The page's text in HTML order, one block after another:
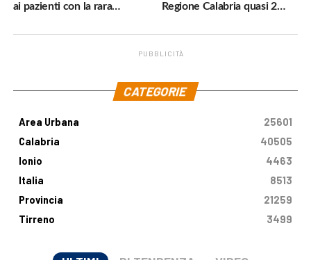
ai pazienti con la rara
Regione Calabria quasi 2
PUBBLICITÀ
CATEGORIE
Area Urbana
25601
Calabria
40505
Ionio
4463
Italia
8513
Provincia
21259
Tirreno
3499